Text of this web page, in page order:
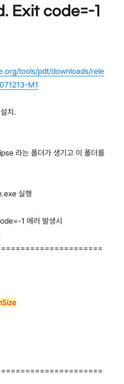
Exit code=-1
tools/pdt/downloads/rele
M1
치.
라는 폴더가 생기고 이 폴더를
실행
1 에러 발생시